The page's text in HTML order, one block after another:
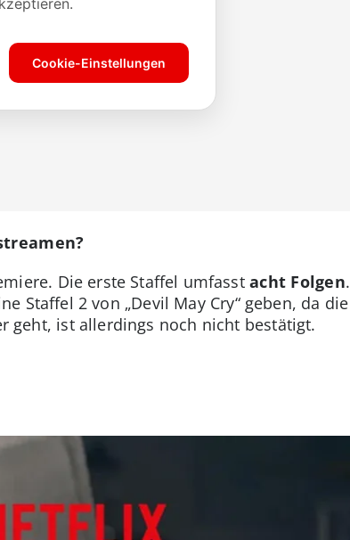
Die erste Staffel umfasstacht Folgen.
Staffel 2 von „Devil May Cry“ geben, da die
geht, ist allerdings noch nicht bestätigt.